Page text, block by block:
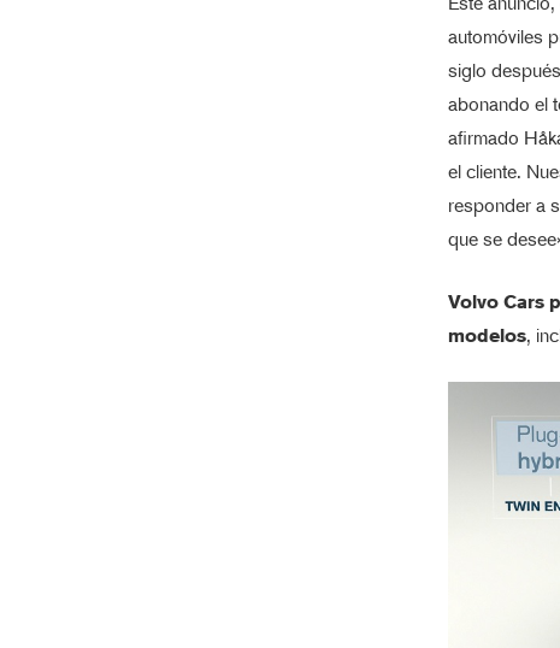
automóviles
siglo
abonando el
afirmado
el cliente.
responder a
que se
Volvo Cars
modelos,